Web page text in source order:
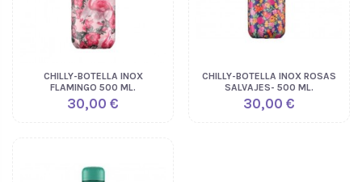
CHILLY-BOTELLA INOX
FLAMINGO 500 ML.
30,00 €
CHILLY-BOTELLA INOX ROSAS
SALVAJES- 500 ML.
30,00 €